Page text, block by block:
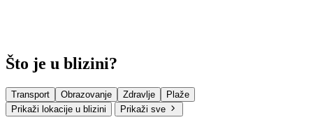
Što je u blizini?
Transport Obrazovanje Zdravlje
Plaže
Prikaži lokacije u blizini
Prikaži sve